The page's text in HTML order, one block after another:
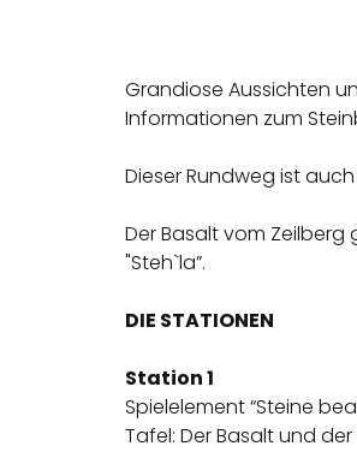
Grandiose Aussichten
Informationen zum
Dieser Rundweg ist
Der Basalt vom
"Steh`la”.
DIE STATIONEN
Station 1
Spielelement “Steine
Tafel: Der Basalt und